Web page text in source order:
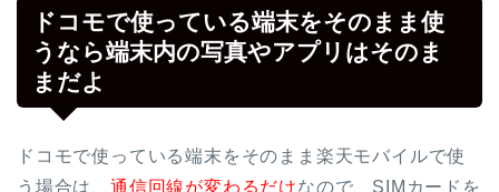
ドコモで使っている端末をそのまま使
うなら端末内の写真やアプリはそのま
まだよ
ドコモで使っている端末をそのまま楽天モバイルで使
う場合は、 通信回線が変わるだけなので、SIMカードを